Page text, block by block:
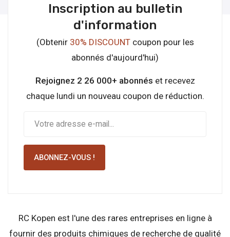
Inscription au bulletin
d'information
(Obtenir 30% DISCOUNTcoupon pour les
abonnés d'aujourd'hui)
Rejoignez 2 26 000+ abonnés et recevez
chaque lundi un nouveau coupon de réduction.
ABONNEZ-VOUS !
RC Kopen est l'une des rares entreprises en ligne à
fournir des produits chimiques de recherche de qualité